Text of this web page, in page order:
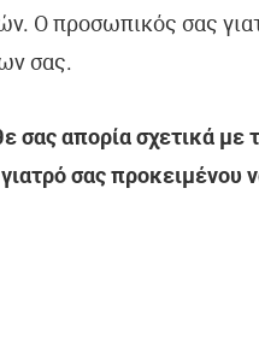
Ο προσωπικός σας
σας.
απορία σχετικά με
σας προκειμένου